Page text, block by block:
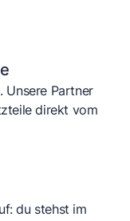
Unsere Partner
direkt vom
du stehst im